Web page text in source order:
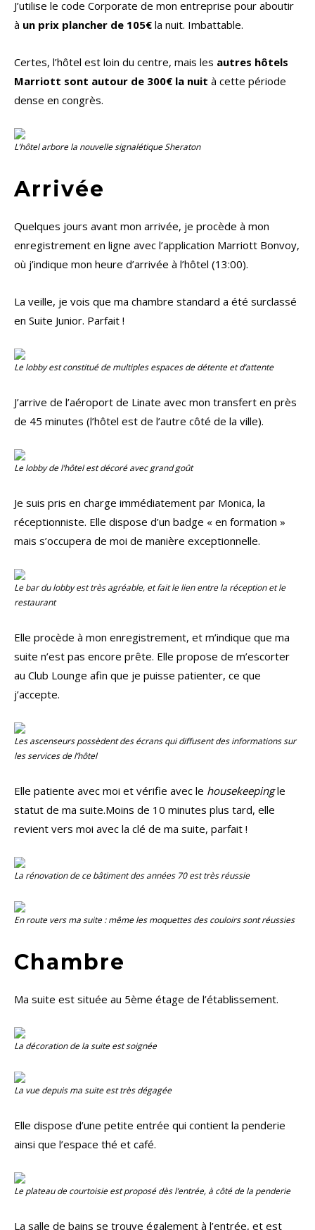
J’utilise le code Corporate de mon entreprise pour aboutir
à un prix plancher de 105€ la nuit. Imbattable.
Certes, l’hôtel est loin du centre, mais les autres hôtels
Marriott sont autour de 300€ la nuit à cette période
dense en congrès.
L’hôtel arbore la nouvelle signalétique Sheraton
Arrivée
Quelques jours avant mon arrivée, je procède à mon
enregistrement en ligne avec l’application Marriott Bonvoy,
où j’indique mon heure d’arrivée à l’hôtel (13:00).
La veille, je vois que ma chambre standard a été surclassé
en Suite Junior. Parfait !
Lelobbyest constitué de multiples espaces de détente et d’attente
J’arrive de l’aéroport de Linate avec mon transfert en près
de 45 minutes (l’hôtel est de l’autre côté de la ville).
Lelobbyde l’hôtel est décoré avec grand goût
Je suis pris en charge immédiatement par Monica, la
réceptionniste. Elle dispose d’un badge « en formation »
mais s’occupera de moi de manière exceptionnelle.
Le bar du lobby est très agréable, et fait le lien entre la réception et le
restaurant
Elle procède à mon enregistrement, et m’indique que ma
suite n’est pas encore prête. Elle propose de m’escorter
au Club Lounge afin que je puisse patienter, ce que
j’accepte.
Les ascenseurs possèdent des écrans qui diffusent des informations sur
les services de l’hôtel
Elle patiente avec moi et vérifie avec le housekeepingle
statut de ma suite.Moins de 10 minutes plus tard, elle
revient vers moi avec la clé de ma suite, parfait !
La rénovation de ce bâtiment des années 70 est très réussie
En route vers ma suite : même les moquettes des couloirs sont réussies
Chambre
Ma suite est située au 5ème étage de l’établissement.
La décoration de la suite est soignée
La vue depuis ma suite est très dégagée
Elle dispose d’une petite entrée qui contient la penderie
ainsi que l’espace thé et café.
Le plateau de courtoisie est proposé dès l’entrée, à côté de la penderie
La salle de bains se trouve également à l’entrée, et est